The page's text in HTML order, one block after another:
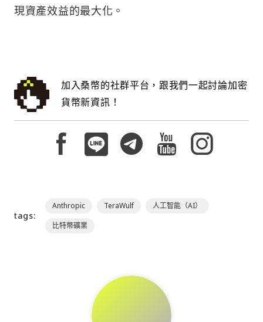
現資產效益的最大化。
加入桑幣的社群平台，跟我們一起討論加密
貨幣新資訊！
tags:
Anthropic TeraWulf
人工智能（AI）
比特幣礦業